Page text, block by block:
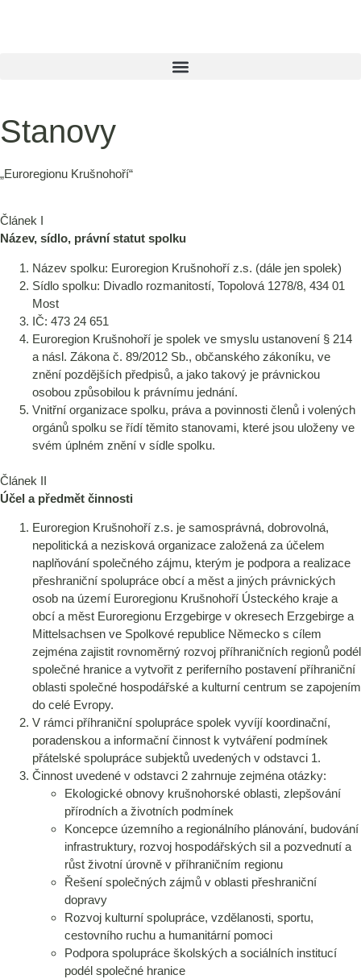
Stanovy
„Euroregionu Krušnohoří“
Článek I
Název, sídlo, právní statut spolku
Název spolku: Euroregion Krušnohoří z.s. (dále jen spolek)
Sídlo spolku: Divadlo rozmanitostí, Topolová 1278/8, 434 01
Most
IČ: 473 24 651
Euroregion Krušnohoří je spolek ve smyslu ustanovení § 214
a násl. Zákona č. 89/2012 Sb., občanského zákoníku, ve
znění pozdějších předpisů, a jako takový je právnickou
osobou způsobilou k právnímu jednání.
Vnitřní organizace spolku, práva a povinnosti členů i volených
orgánů spolku se řídí těmito stanovami, které jsou uloženy ve
svém úplném znění v sídle spolku.
Článek II
Účel a předmět činnosti
Euroregion Krušnohoří z.s. je samosprávná, dobrovolná,
nepolitická a nezisková organizace založená za účelem
naplňování společného zájmu, kterým je podpora a realizace
přeshraniční spolupráce obcí a měst a jiných právnických
osob na území Euroregionu Krušnohoří Ústeckého kraje a
obcí a měst Euroregionu Erzgebirge v okresech Erzgebirge a
Mittelsachsen ve Spolkové republice Německo s cílem
zejména zajistit rovnoměrný rozvoj příhraničních regionů podél
společné hranice a vytvořit z periferního postavení příhraniční
oblasti společné hospodářské a kulturní centrum se zapojením
do celé Evropy.
V rámci příhraniční spolupráce spolek vyvíjí koordinační,
poradenskou a informační činnost k vytváření podmínek
přátelské spolupráce subjektů uvedených v odstavci 1.
Činnost uvedené v odstavci 2 zahrnuje zejména otázky:
Ekologické obnovy krušnohorské oblasti, zlepšování
přírodních a životních podmínek
Koncepce územního a regionálního plánování, budování
infrastruktury, rozvoj hospodářských sil a pozvednutí a
růst životní úrovně v příhraničním regionu
Řešení společných zájmů v oblasti přeshraniční
dopravy
Rozvoj kulturní spolupráce, vzdělanosti, sportu,
cestovního ruchu a humanitární pomoci
Podpora spolupráce školských a sociálních institucí
podél společné hranice